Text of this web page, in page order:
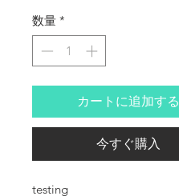
数量 *
カートに追加する
今すぐ購入
testing